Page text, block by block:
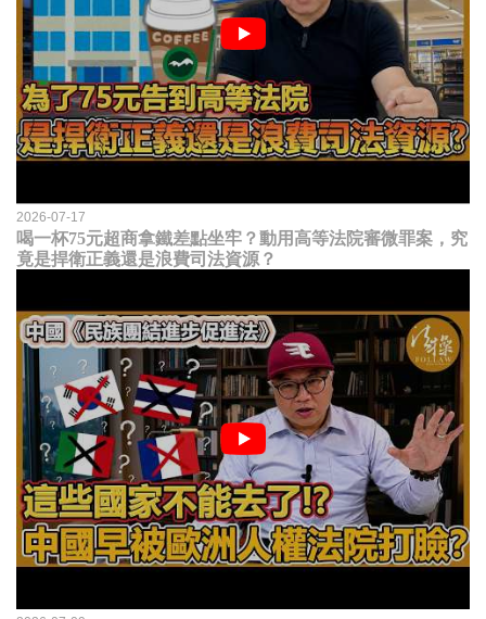
2026-07-17
喝一杯75元超商拿鐵差點坐牢？動用高等法院審微罪案，究
竟是捍衛正義還是浪費司法資源？